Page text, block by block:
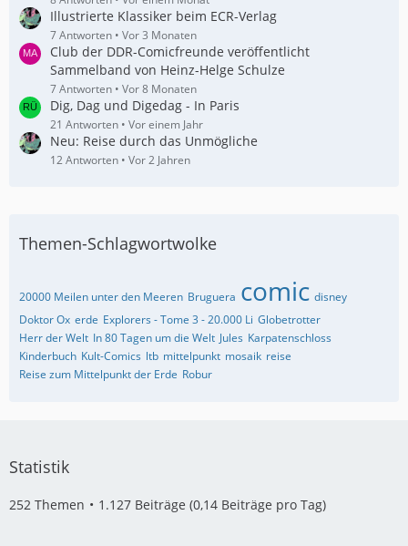
Illustrierte Klassiker beim ECR-Verlag
7 Antworten Vor 3 Monaten
Club der DDR-Comicfreunde veröffentlicht
Sammelband von Heinz-Helge Schulze
7 Antworten Vor 8 Monaten
Dig, Dag und Digedag - In Paris
21 Antworten Vor einem Jahr
Neu: Reise durch das Unmögliche
12 Antworten Vor 2 Jahren
Themen-Schlagwortwolke
20000 Meilen unter den Meeren Bruguera comic disney
Doktor Ox erde Explorers - Tome 3 - 20.000 Li Globetrotter
Herr der Welt In 80 Tagen um die Welt Jules Karpatenschloss
Kinderbuch Kult-Comics ltb mittelpunkt mosaik reise
Reise zum Mittelpunkt der Erde Robur
Statistik
252 Themen 1.127 Beiträge (0,14 Beiträge pro Tag)